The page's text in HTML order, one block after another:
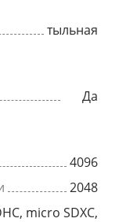
тыльная
Да
4096
2048
micro SDXC,